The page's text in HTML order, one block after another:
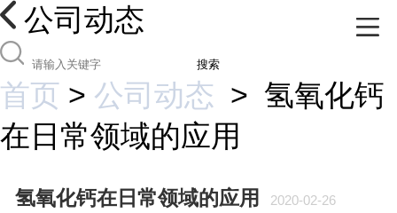
公司动态
搜索
首页 > 公司动态 > 氢氧化钙
在日常领域的应用
氢氧化钙在日常领域的应用 2020-02-26